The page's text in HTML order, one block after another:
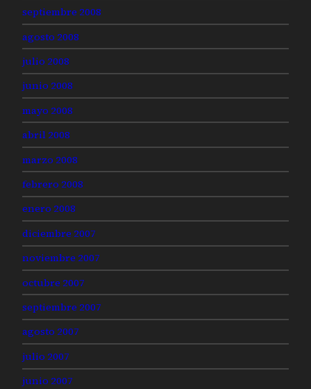
septiembre 2008
agosto 2008
julio 2008
junio 2008
mayo 2008
abril 2008
marzo 2008
febrero 2008
enero 2008
diciembre 2007
noviembre 2007
octubre 2007
septiembre 2007
agosto 2007
julio 2007
junio 2007